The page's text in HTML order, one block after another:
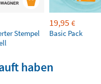
Stempel
19,95 €
Basic Pack
haben